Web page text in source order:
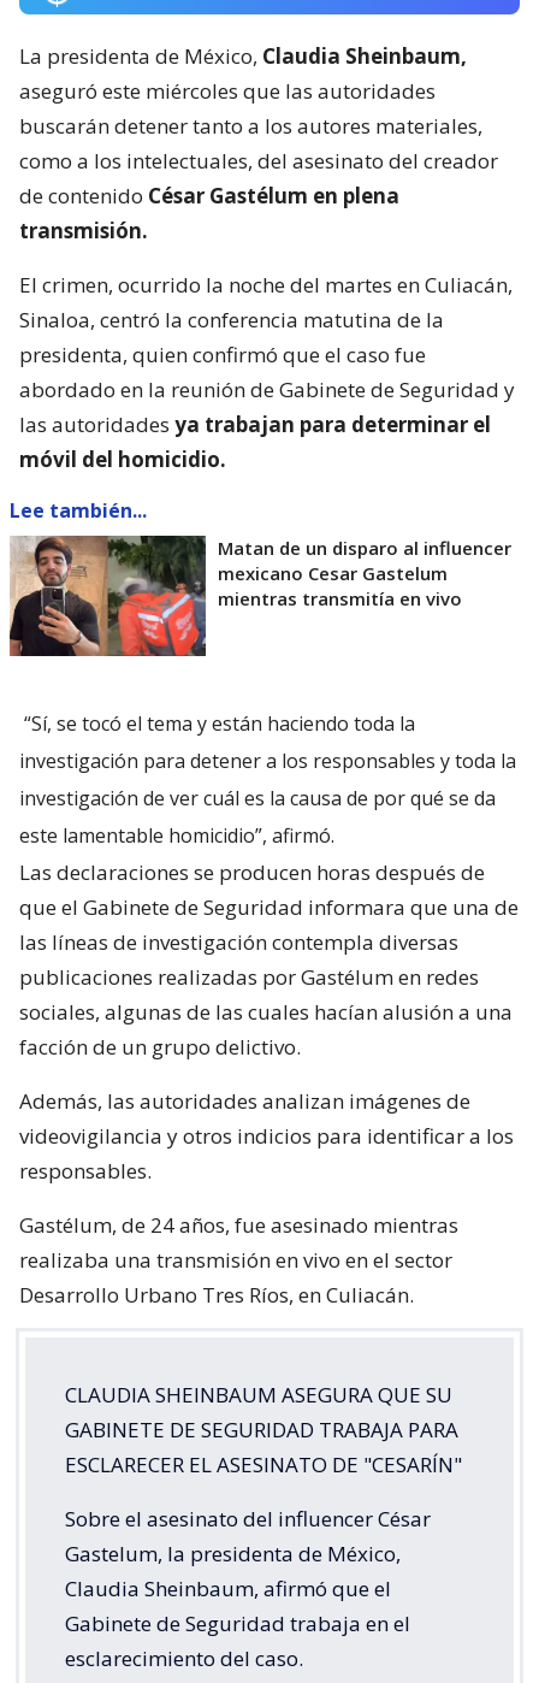
La presidenta de México, Claudia Sheinbaum,
aseguró este miércoles que las autoridades
buscarán detener tanto a los autores materiales,
como a los intelectuales, del asesinato del creador
de contenido César Gastélum en plena
transmisión.
El crimen, ocurrido la noche del martes en Culiacán,
Sinaloa, centró la conferencia matutina de la
presidenta, quien confirmó que el caso fue
abordado en la reunión de Gabinete de Seguridad y
las autoridades ya trabajan para determinar el
móvil del homicidio.
Lee también...
Matan de un disparo al influencer
mexicano Cesar Gastelum
mientras transmitía en vivo
“Sí, se tocó el tema y están haciendo toda la
investigación para detener a los responsables y toda la
investigación de ver cuál es la causa de por qué se da
este lamentable homicidio”, afirmó.
Las declaraciones se producen horas después de
que el Gabinete de Seguridad informara que una de
las líneas de investigación contempla diversas
publicaciones realizadas por Gastélum en redes
sociales, algunas de las cuales hacían alusión a una
facción de un grupo delictivo.
Además, las autoridades analizan imágenes de
videovigilancia y otros indicios para identificar a los
responsables.
Gastélum, de 24 años, fue asesinado mientras
realizaba una transmisión en vivo en el sector
Desarrollo Urbano Tres Ríos, en Culiacán.
CLAUDIA SHEINBAUM ASEGURA QUE SU
GABINETE DE SEGURIDAD TRABAJA PARA
ESCLARECER EL ASESINATO DE "CESARÍN"
Sobre el asesinato del influencer César
Gastelum, la presidenta de México,
Claudia Sheinbaum, afirmó que el
Gabinete de Seguridad trabaja en el
esclarecimiento del caso.